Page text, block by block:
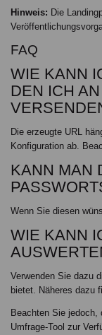
Hinweis: Die
FAQ
WIE KANN
DEN ICH
Die erzeugte URL
Konfiguration ab.
KANN MAN
Wenn Sie diesen
WIE KANN
Verwenden Sie dazu
bietet. Näheres dazu
Beachten Sie
Umfrage-Tool zur